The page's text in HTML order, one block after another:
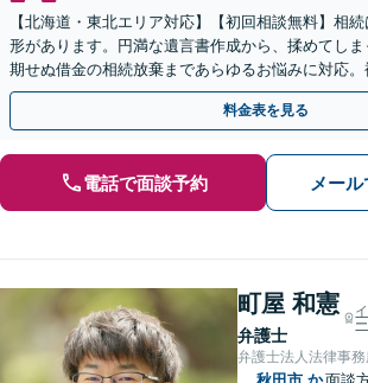
【北海道・東北エリア対応】【初回相談無料】相
形があります。円満な遺言書作成から、揉めてし
期せぬ借金の相続放棄まであらゆるお悩みに対応
相続トラブルもまずはご相談ください。WEB面談
料金表を見る
電話で面談予約 メー
町屋 和憲
弁護士
弁護士法人法律事
秋田市 か面談